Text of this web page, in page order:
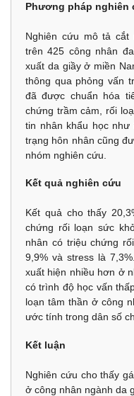
Phương pháp nghiên
Nghiên cứu mô tả
trên 425 công nhân
xuất da giầy ở miền
thông qua phỏng vấn
đã được chuẩn hóa
chứng trầm cảm, rối
tin nhân khẩu học
trạng hôn nhân cũng
nhóm nghiên cứu.
Kết quả nghiên cứu
Kết quả cho thấy
chứng rối loạn sức
nhân có triệu chứng
9,9% và stress là
xuất hiện nhiều hơn ở
có trình độ học vấn
loạn tâm thần ở công
ước tính trong dân số
Kết luận
Nghiên cứu cho thấy
ở công nhân ngành da